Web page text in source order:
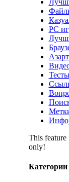
PC
This feature
only!
Категории